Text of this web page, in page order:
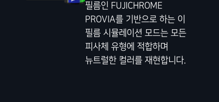
필름인 FUJICHROME
PROVIA를 기반으로 하는 이
필름 시뮬레이션 모드는 모든
피사체 유형에 적합하며
뉴트럴한 컬러를 재현합니다.